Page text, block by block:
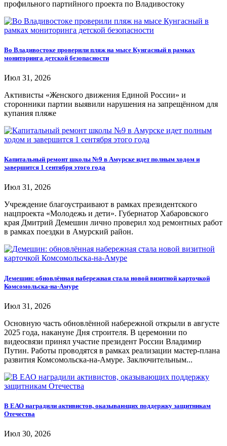
профильного партийного проекта по Владивостоку
Во Владивостоке проверили пляж на мысе Кунгасный в рамках
мониторинга детской безопасности
Июл 31, 2026
Активисты «Женского движения Единой России» и
сторонники партии выявили нарушения на запрещённом для
купания пляже
Капитальный ремонт школы №9 в Амурске идет полным ходом и
завершится 1 сентября этого года
Июл 31, 2026
Учреждение благоустраивают в рамках президентского
нацпроекта «Молодежь и дети». Губернатор Хабаровского
края Дмитрий Демешин лично проверил ход ремонтных работ
в рамках поездки в Амурский район.
Демешин: обновлённая набережная стала новой визитной карточкой
Комсомольска-на-Амуре
Июл 31, 2026
Основную часть обновлённой набережной открыли в августе
2025 года, накануне Дня строителя. В церемонии по
видеосвязи принял участие президент России Владимир
Путин. Работы проводятся в рамках реализации мастер-плана
развития Комсомольска-на-Амуре. Заключительным...
В ЕАО наградили активистов, оказывающих поддержку защитникам
Отечества
Июл 30, 2026